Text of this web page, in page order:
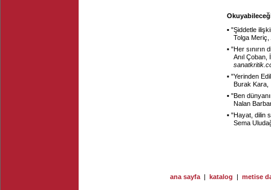
▪ "Şiddetle
Tolga Meriç,
▪ "Her sınırın
Anıl Çoban,
▪ "Yerinden
Burak Kara,
▪ "Ben
Nalan
▪ "Hayat, dilin
Sema
ana sayfa | katalog | metise